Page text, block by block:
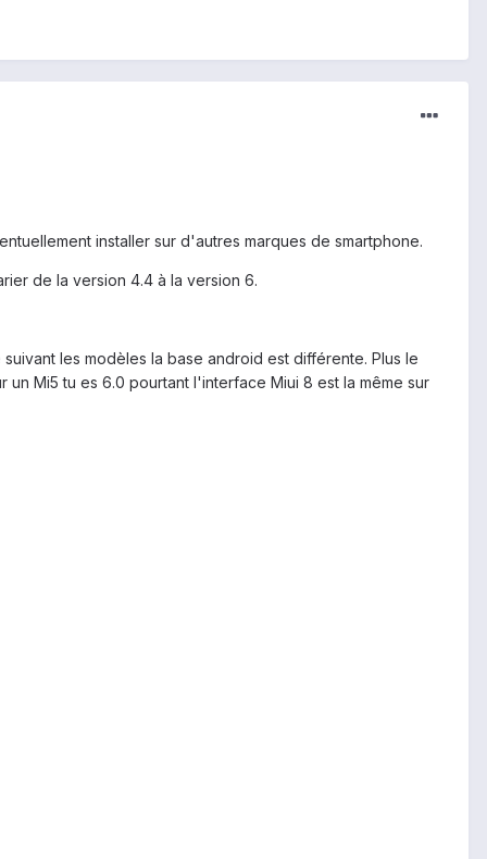
installer sur d'autres marques de smartphone.
de la version 4.4 à la version 6.
les modèles la base android est différente. Plus le
Mi5 tu es 6.0 pourtant l'interface Miui 8 est la même sur